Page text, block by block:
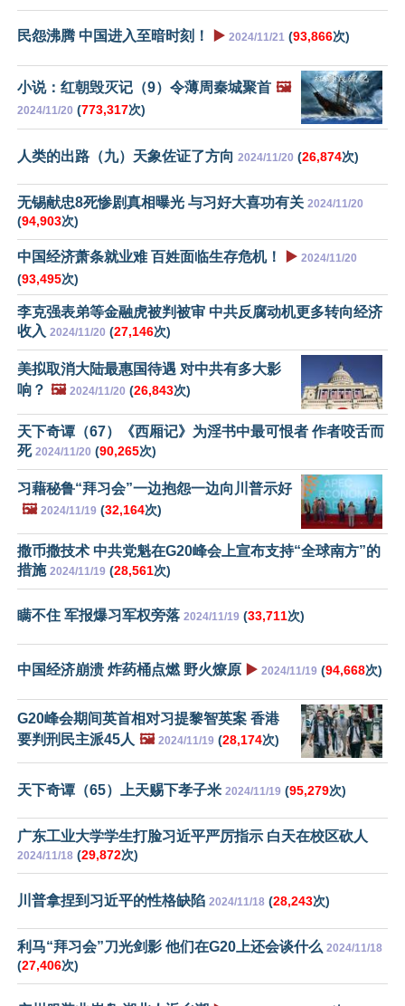
民怨沸腾 中国进入至暗时刻！ ▶️ 2024/11/21 (93,866次)
小说：红朝毁灭记（9）令薄周秦城聚首 🖼️
2024/11/20 (773,317次)
人类的出路（九）天象佐证了方向 2024/11/20 (26,874次)
无锡献忠8死惨剧真相曝光 与习好大喜功有关 2024/11/20
(94,903次)
中国经济萧条就业难 百姓面临生存危机！ ▶️ 2024/11/20
(93,495次)
李克强表弟等金融虎被判被审 中共反腐动机更多转向经济
收入 2024/11/20 (27,146次)
美拟取消大陆最惠国待遇 对中共有多大影
响？ 🖼️ 2024/11/20 (26,843次)
天下奇谭（67）《西厢记》为淫书中最可恨者 作者咬舌而
死 2024/11/20 (90,265次)
习藉秘鲁“拜习会”一边抱怨一边向川普示好
🖼️ 2024/11/19 (32,164次)
撒币撒技术 中共党魁在G20峰会上宣布支持“全球南方”的
措施 2024/11/19 (28,561次)
瞒不住 军报爆习军权旁落 2024/11/19 (33,711次)
中国经济崩溃 炸药桶点燃 野火燎原 ▶️ 2024/11/19 (94,668次)
G20峰会期间英首相对习提黎智英案 香港
要判刑民主派45人 🖼️ 2024/11/19 (28,174次)
天下奇谭（65）上天赐下孝子米 2024/11/19 (95,279次)
广东工业大学学生打脸习近平严厉指示 白天在校区砍人
2024/11/18 (29,872次)
川普拿捏到习近平的性格缺陷 2024/11/18 (28,243次)
利马“拜习会”刀光剑影 他们在G20上还会谈什么 2024/11/18
(27,406次)